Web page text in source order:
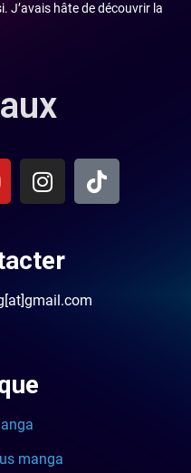
J’avais hâte de découvrir la
manga